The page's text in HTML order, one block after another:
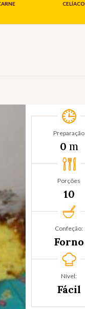
Preparação
0 m
Porções
10
Confeção:
Forno
Nível:
Fácil